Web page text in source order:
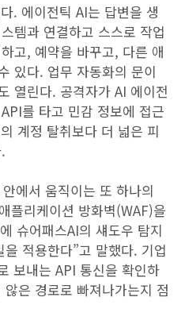
. 에이전틱 AI는 답변을 생
템과 연결하고 스스로 작업
고, 예약을 바꾸고, 다른 애
있다. 업무 자동화의 문이
열린다. 공격자가 AI 에이전
를 타고 민감 정보에 접근
계정 탈취보다 더 넓은 피
에서 움직이는 또 하나의
플리케이션 방화벽(WAF)을
슈어패스AI의 섀도우 탐지
적용한다”고 말했다. 기업
보내는 API 통신을 확인하
은 경로로 빠져나가는지 점